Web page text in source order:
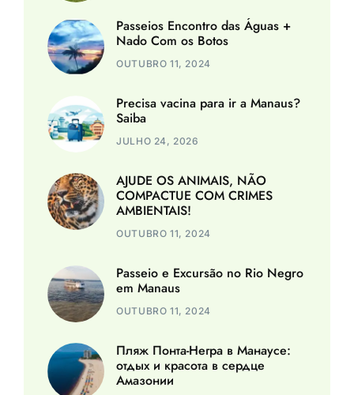
Passeios Encontro das Águas +
Nado Com os Botos
OUTUBRO 11, 2024
Precisa vacina para ir a Manaus?
Saiba
JULHO 24, 2026
AJUDE OS ANIMAIS, NÃO
COMPACTUE COM CRIMES
AMBIENTAIS!
OUTUBRO 11, 2024
Passeio e Excursão no Rio Negro
em Manaus
OUTUBRO 11, 2024
Пляж Понта-Негра в Манаусе:
отдых и красота в сердце
Амазонии